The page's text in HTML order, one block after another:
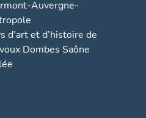
Auvergne-
d’art et d’histoire de
Dombes Saône